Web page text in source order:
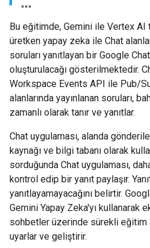
Bu eğitimde, Gemini ile Vertex AI
üretken yapay zeka ile Chat
soruları yanıtlayan bir Google
oluşturulacağı gösterilmektedir.
Workspace Events API ile Pub/
alanlarında yayınlanan soruları,
zamanlı olarak tanır ve yanıtlar.
Chat uygulaması, alanda
kaynağı ve bilgi tabanı olarak
sorduğunda Chat uygulaması,
kontrol edip bir yanıt paylaşır.
yanıtlayamayacağını belirtir.
Gemini Yapay Zeka'yı kullanarak
sohbetler üzerinde sürekli eğitim
uyarlar ve geliştirir.